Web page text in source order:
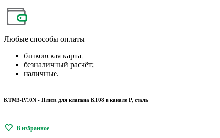
Любые способы оплаты
банковская карта;
безналичный расчёт;
наличные.
KTM3-P/10N - Плита для клапана КТ08 в канале Р, сталь